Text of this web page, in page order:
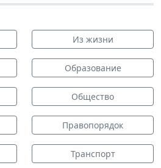
Из жизни
Образование
Общество
Правопорядок
Транспорт